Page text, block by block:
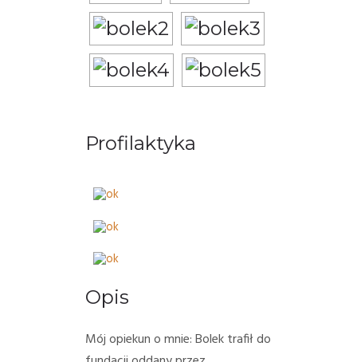
Profilaktyka
Opis
Mój opiekun o mnie:Bolek trafił do